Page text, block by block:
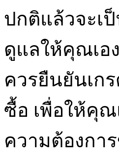
ปกติแล้วจะเ
ดูแลให้คุณเอ
ควรยืนยันเ
ซื้อ เพื่อให้คุณ
ความต้องกา